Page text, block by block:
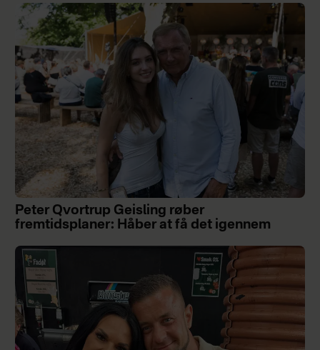
Peter Qvortrup Geisling røber
fremtidsplaner: Håber at få det igennem